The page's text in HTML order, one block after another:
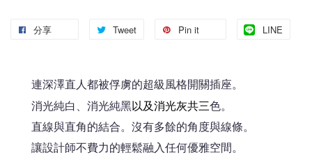
分享 Tweet Pin it LINE
連深澤直人都被俘虜的超級風格開關插座。
消光純白、消光純黑以及消光灰共三色。
直線與直角的結合。沒有多餘的角度與線條。
讓設計師不費力的輕鬆融入任何優雅空間。